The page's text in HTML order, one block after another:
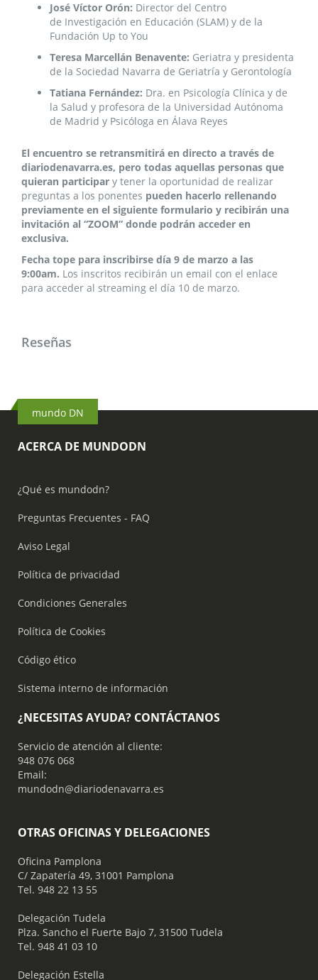
José Víctor Orón: Director del Centro
de Investigación en Educación (SLAM) y de la
Fundación Up to You
Teresa Marcellán Benavente: Geriatra y presidenta
de la Sociedad Navarra de Geriatría y Gerontología
Tatiana Fernández: Dra. en Psicología Clínica y de
la Salud y profesora de la Universidad Autónoma
de Madrid y Psicóloga en Álava Reyes
El encuentro se retransmitirá en directo a través de
diariodenavarra.es, pero todas aquellas personas que
quieran participar y tener la oportunidad de realizar
preguntas a los ponentes pueden hacerlo rellenando
previamente en el siguiente formulario y recibirán una
invitación al “ZOOM” donde podrán acceder en
exclusiva.
Fecha tope para inscribirse día 9 de marzo a las
9:00am. Los inscritos recibirán un email con el enlace
para acceder al streaming el día 10 de marzo.
Reseñas
mundo DN
ACERCA DE MUNDODN
¿Qué es mundodn?
Preguntas Frecuentes - FAQ
Aviso Legal
Política de privacidad
Condiciones Generales
Política de Cookies
Código ético
Sistema interno de información
¿NECESITAS AYUDA? CONTÁCTANOS
Servicio de atención al cliente:
948 076 068
Email:
mundodn@diariodenavarra.es
OTRAS OFICINAS Y DELEGACIONES
Oficina Pamplona
C/ Zapatería 49, 31001 Pamplona
Tel. 948 22 13 55
​ Delegación Tudela
Plza. Sancho el Fuerte Bajo 7, 31500 Tudela
Tel. 948 41 03 10
​ Delegación Estella